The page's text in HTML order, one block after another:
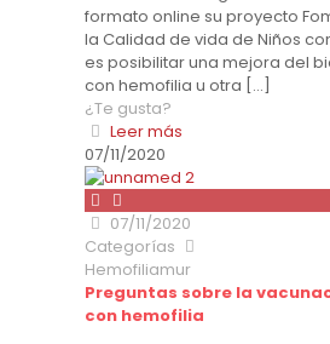
formato online su proyecto
la Calidad de vida de Niños
es posibilitar una mejora del
con hemofilia u otra […]
¿Te gusta?
Leer más
07/11/2020
07/11/2020
Categorías
Hemofiliamur
Preguntas sobre la
con hemofilia